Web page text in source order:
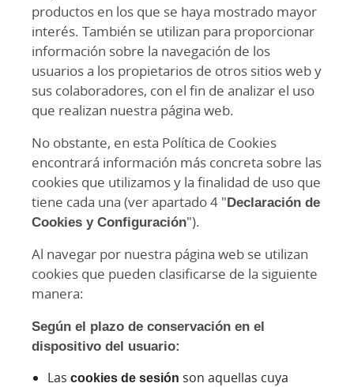
productos en los que se haya mostrado mayor
interés. También se utilizan para proporcionar
información sobre la navegación de los
usuarios a los propietarios de otros sitios web y
sus colaboradores, con el fin de analizar el uso
que realizan nuestra página web.
No obstante, en esta Política de Cookies
encontrará información más concreta sobre las
cookies que utilizamos y la finalidad de uso que
tiene cada una (ver apartado 4 "Declaración de
Cookies y Configuración").
Al navegar por nuestra página web se utilizan
cookies que pueden clasificarse de la siguiente
manera:
Según el plazo de conservación en el
dispositivo del usuario:
Las cookies de sesión son aquellas cuya